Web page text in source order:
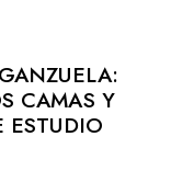
CAMAS Y
ESTUDIO